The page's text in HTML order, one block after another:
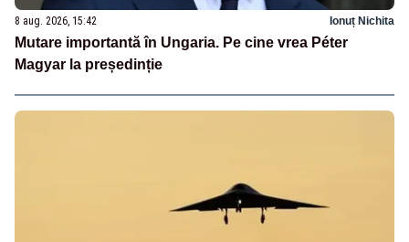
8 aug. 2026, 15:42 Ionuț Nichita
Mutare importantă în Ungaria. Pe cine vrea Péter
Magyar la președinție